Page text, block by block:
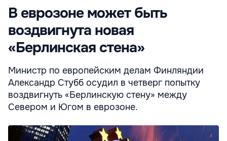
В еврозоне может быть
воздвигнута новая
«Берлинская стена»
Министр по европейским делам Финляндии
Александр Стубб осудил в четверг попытку
воздвигнуть «Берлинскую стену» между
Севером и Югом в еврозоне.